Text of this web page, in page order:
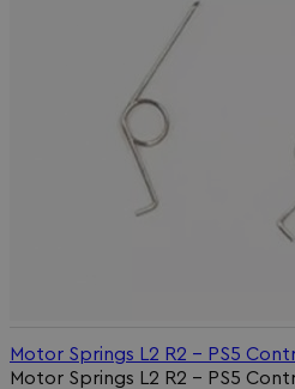
Motor Springs L2 R2 - PS5
Motor Springs L2 R2 - PS5